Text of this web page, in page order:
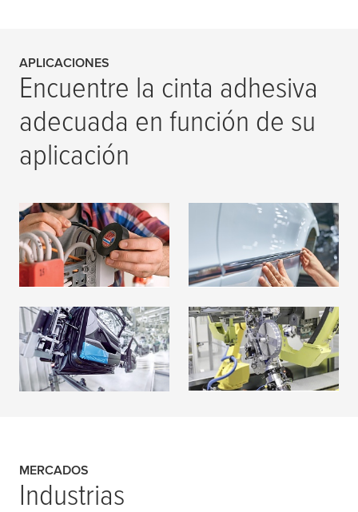
APLICACIONES
Encuentre la cinta adhesiva
adecuada en función de su
aplicación
Aislamiento
LEER MÁS LEER MÁS
Protección
LEER MÁS
Sellado
LEER MÁS
MERCADOS
Industrias
°C
°C